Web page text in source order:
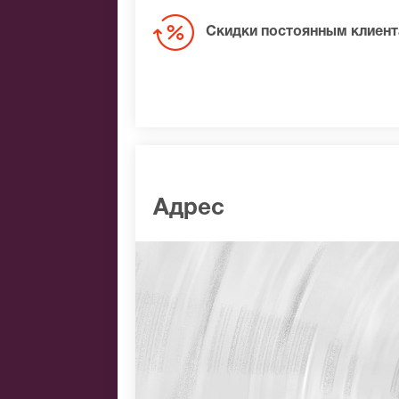
Скидки постоянным
Адрес